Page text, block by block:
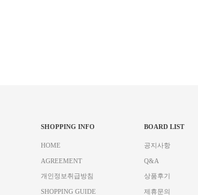
SHOPPING INFO
HOME
AGREEMENT
개인정보취급방침
SHOPPING GUIDE
BOARD LIST
공지사항
Q&A
상품후기
제휴문의